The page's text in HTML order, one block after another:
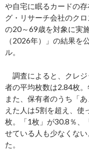
や自宅に眠るカードの
グ・リサーチ会社のク
の20～69歳を対象に実
（2026年）」の結果を
ル。
調査によると、クレジ
者の平均枚数は2.84枚。
また、保有者のうち「
えた人は5割を超え、使
枚。「1枚」が30.8％、
せている人も少なくな
た。